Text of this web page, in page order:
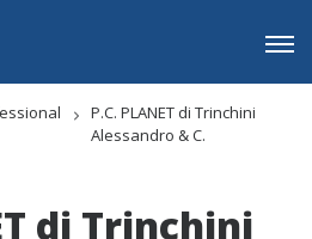
P.C. PLANET di Trinchini
Alessandro & C.
di Trinchini